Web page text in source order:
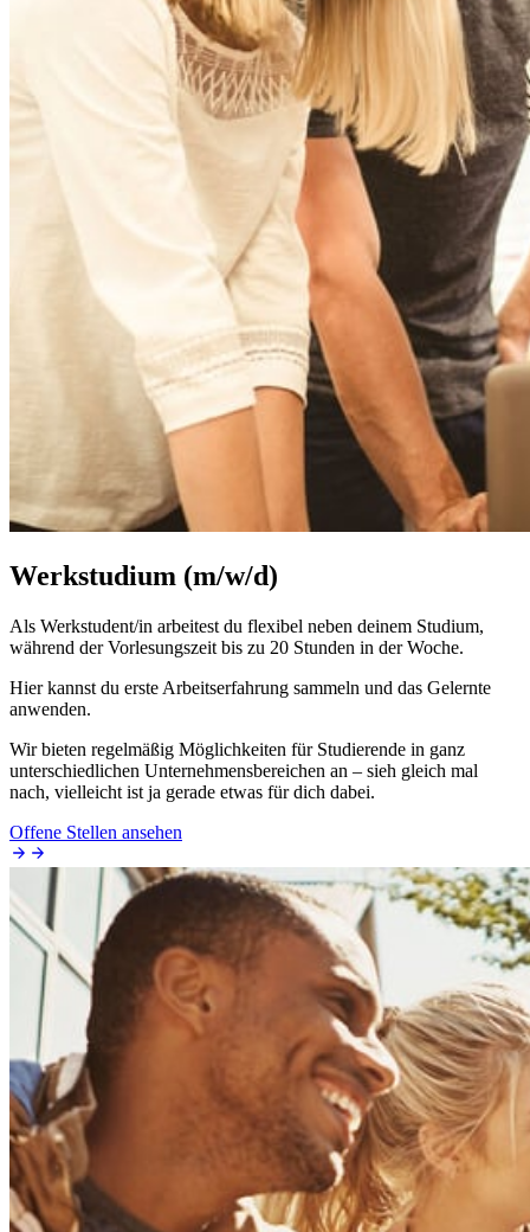
Werkstudium (m/w/d)
Als Werkstudent/in arbeitest du flexibel neben deinem Studium,
während der Vorlesungszeit bis zu 20 Stunden in der Woche.
Hier kannst du erste Arbeitserfahrung sammeln und das Gelernte
anwenden.
Wir bieten regelmäßig Möglichkeiten für Studierende in ganz
unterschiedlichen Unternehmensbereichen an – sieh gleich mal
nach, vielleicht ist ja gerade etwas für dich dabei.
Offene Stellen ansehen